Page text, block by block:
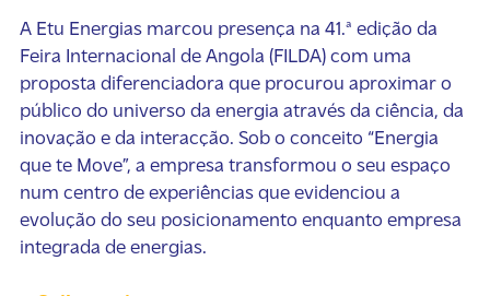
A Etu Energias marcou presença na 41.ª edição da
Feira Internacional de Angola (FILDA) com uma
proposta diferenciadora que procurou aproximar o
público do universo da energia através da ciência, da
inovação e da interacção. Sob o conceito “Energia
que te Move”, a empresa transformou o seu espaço
num centro de experiências que evidenciou a
evolução do seu posicionamento enquanto empresa
integrada de energias.